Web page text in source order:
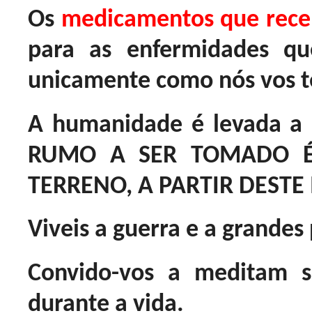
Os medicamentos que
para as enfermidades
unicamente como nós vos
A humanidade é levada
RUMO A SER TOMADO
TERRENO, A PARTIR
Viveis a guerra e a
Convido-vos a meditam
durante a vida.